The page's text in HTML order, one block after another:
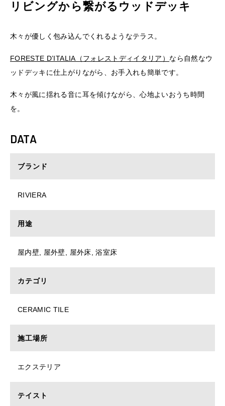
リビングから繋がるウッドデッキ
木々が優しく包み込んでくれるようなテラス。
FORESTE D’ITALIA（フォレストディイタリア） なら自然なウ
ッドデッキに仕上がりながら、お手入れも簡単です。
木々が風に揺れる音に耳を傾けながら、心地よいおうち時間
を。
DATA
ブランド
RIVIERA
用途
屋内壁, 屋外壁, 屋外床, 浴室床
カテゴリ
CERAMIC TILE
施工場所
エクステリア
テイスト